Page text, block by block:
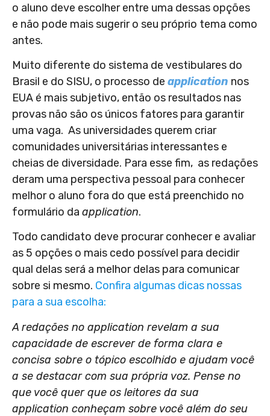
o aluno deve escolher entre uma dessas opções
e não pode mais sugerir o seu próprio tema como
antes.
Muito diferente do sistema de vestibulares do
Brasil e do SISU, o processo de application nos
EUA é mais subjetivo, então os resultados nas
provas não são os únicos fatores para garantir
uma vaga. As universidades querem criar
comunidades universitárias interessantes e
cheias de diversidade. Para esse fim, as redações
deram uma perspectiva pessoal para conhecer
melhor o aluno fora do que está preenchido no
formulário da application.
Todo candidato deve procurar conhecer e avaliar
as 5 opções o mais cedo possível para decidir
qual delas será a melhor delas para comunicar
sobre si mesmo. Confira algumas dicas nossas
para a sua escolha:
A redações no application revelam a sua
capacidade de escrever de forma clara e
concisa sobre o tópico escolhido e ajudam você
a se destacar com sua própria voz. Pense no
que você quer que os leitores da sua
application conheçam sobre você além do seu